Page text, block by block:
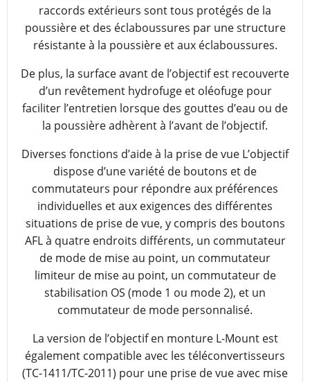
raccords extérieurs sont tous protégés de la
poussière et des éclaboussures par une structure
résistante à la poussière et aux éclaboussures.
De plus, la surface avant de l’objectif est recouverte
d’un revêtement hydrofuge et oléofuge pour
faciliter l’entretien lorsque des gouttes d’eau ou de
la poussière adhèrent à l’avant de l’objectif.
Diverses fonctions d’aide à la prise de vue L’objectif
dispose d’une variété de boutons et de
commutateurs pour répondre aux préférences
individuelles et aux exigences des différentes
situations de prise de vue, y compris des boutons
AFL à quatre endroits différents, un commutateur
de mode de mise au point, un commutateur
limiteur de mise au point, un commutateur de
stabilisation OS (mode 1 ou mode 2), et un
commutateur de mode personnalisé.
La version de l’objectif en monture L-Mount est
également compatible avec les téléconvertisseurs
(TC-1411/TC-2011) pour une prise de vue avec mise